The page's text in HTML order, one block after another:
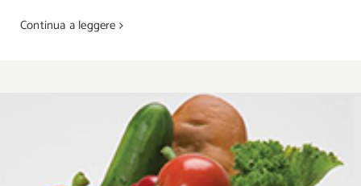
Continua a leggere